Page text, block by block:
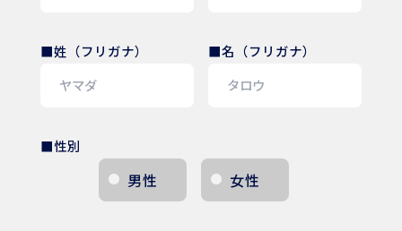
■姓（フリガナ） ■名（フリガナ）
■性別
男性 女性